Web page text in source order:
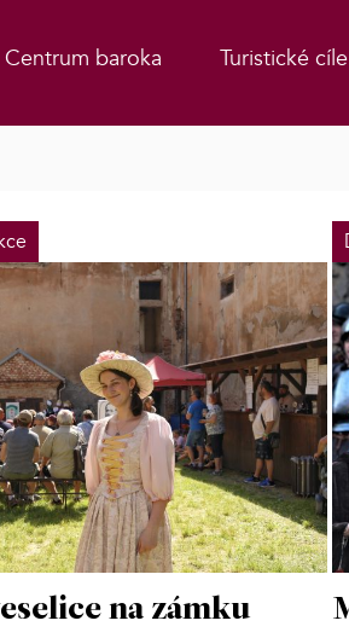
Centrum baroka Turistické cíle
na zámku